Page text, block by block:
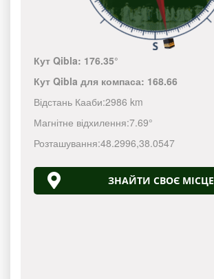
Кут Qibla: 176.35°
Кут Qibla для компаса: 168.66
Відстань Кааби:2986 km
Магнітне відхилення:7.69°
Розташування:48.2996,38.0547
ЗНАЙТИ СВОЄ МІСЦЕ